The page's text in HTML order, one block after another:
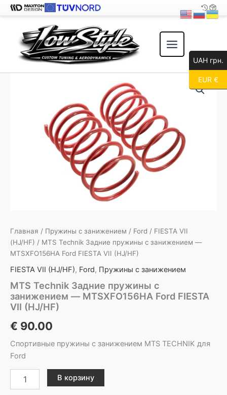
содержимому
Главная / Пружины с занижением / Ford / FIESTA VII
(HJ/HF) / MTS Technik Задние пружины с занижением —
MTSXFO156HA Ford FIESTA VII (HJ/HF)
FIESTA VII (HJ/HF), Ford, Пружины с занижением
MTS Technik Задние пружины с
занижением — MTSXFO156HA Ford FIESTA
VII (HJ/HF)
€ 90.00
Спортивные пружины с занижением MTS TECHNIK для
Ford
товара
В корзину
UAH грн.
EUR €